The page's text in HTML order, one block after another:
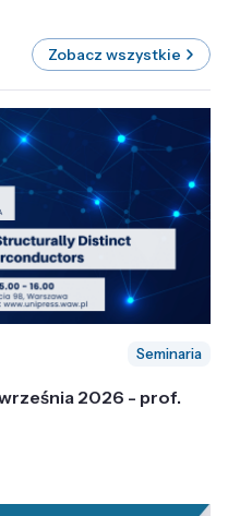
Zobacz wszystkie
Seminaria
2026 - prof.